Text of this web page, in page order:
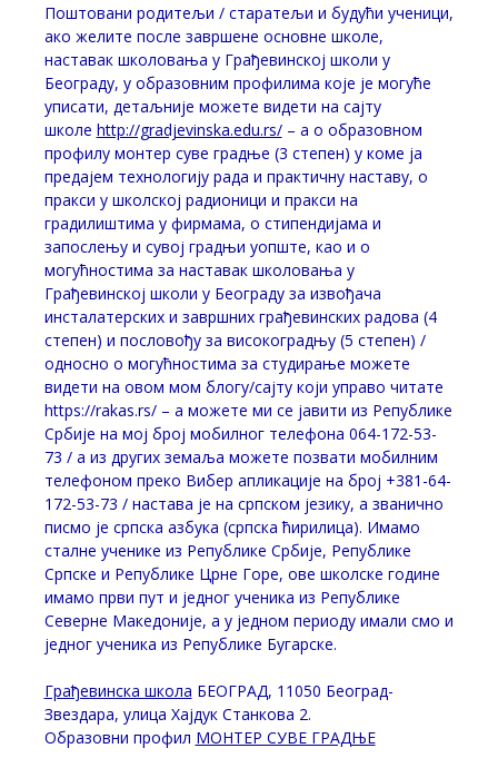
Поштовани родитељи / старатељи и будући ученици,
ако желите после завршене основне школе,
наставак школовања у Грађевинској школи у
Београду, у образовним профилима које је могуће
уписати, детаљније можете видети на сајту
школе http://gradjevinska.edu.rs/– а о образовном
профилу монтер суве градње (3 степен) у коме ја
предајем технологију рада и практичну наставу, о
пракси у школској радионици и пракси на
градилиштима у фирмама, о стипендијама и
запослењу и сувој градњи уопште, као и о
могућностима за наставак школовања у
Грађевинској школи у Београду за извођача
инсталатерских и завршних грађевинских радова (4
степен) и пословођу за високоградњу (5 степен) /
односно о могућностима за студирање можете
видети на овом мом блогу/сајту који управо читате
https://rakas.rs/ – а можете ми се јавити из Републике
Србије на мој број мобилног телефона 064-172-53-
73 / а из других земаља можете позвати мобилним
телефоном преко Вибер апликације на број +381-64-
172-53-73 / настава је на српском језику, а званично
писмо је српска азбука (српска ћирилица). Имамо
сталне ученике из Републике Србије, Републике
Српске и Републике Црне Горе, ове школске године
имамо први пут и једног ученика из Републике
Северне Македоније, а у једном периоду имали смо и
једног ученика из Републике Бугарске.
Грађевинска школа БЕОГРАД, 11050 Београд-
Звездара, улица Хајдук Станкова 2.
Образовни профил МОНТЕР СУВЕ ГРАДЊЕ